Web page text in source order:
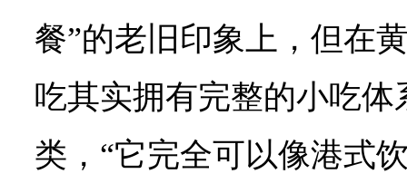
餐”的老旧印象上，但在
吃其实拥有完整的小吃体
类，“它完全可以像港式